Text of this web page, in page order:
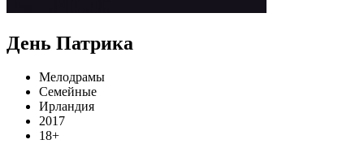
День Патрика
Мелодрамы
Семейные
Ирландия
2017
18+